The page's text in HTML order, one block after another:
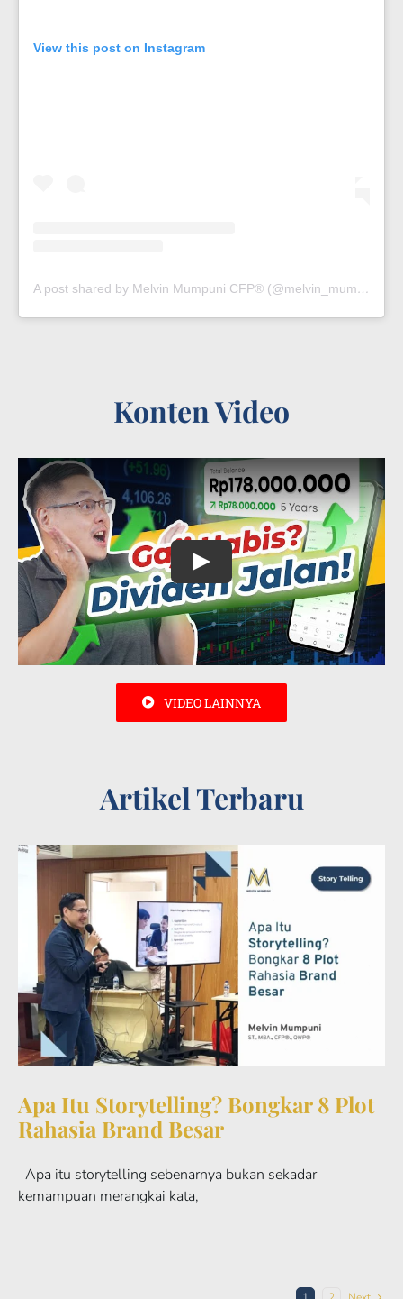
View this post on Instagram
A post shared by Melvin Mumpuni CFP® (@melvin_mumpuni)
Konten Video
VIDEO LAINNYA
Artikel Terbaru
Apa Itu Storytelling? Bongkar 8 Plot
Rahasia Brand Besar
Apa itu storytelling sebenarnya bukan sekadar
kemampuan merangkai kata,